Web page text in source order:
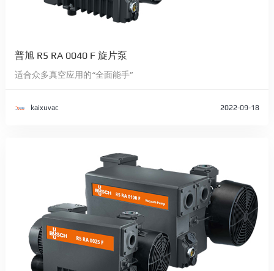
普旭 R5 RA 0040 F 旋片泵
适合众多真空应用的“全面能手”
kaixuvac 2022-09-18